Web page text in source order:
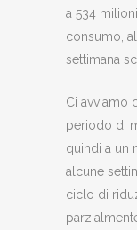
a 534
consumo,
settimana
Ci avviamo
periodo di
quindi a un
alcune
ciclo di